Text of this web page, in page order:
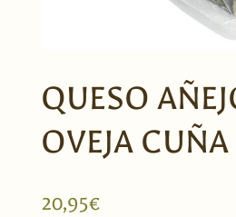
QUESO
OVEJA CUÑA
20,95€